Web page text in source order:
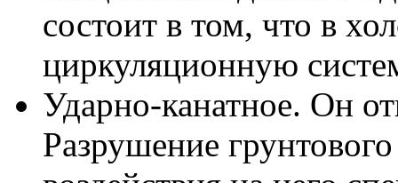
состоит в том, что в
циркуляционную
Ударно-канатное. Он
Разрушение